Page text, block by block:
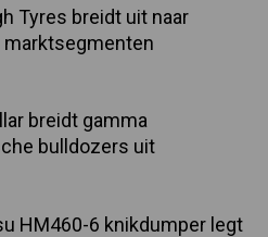
Tyres breidt uit naar
marktsegmenten
breidt gamma
bulldozers uit
HM460-6 knikdumper legt